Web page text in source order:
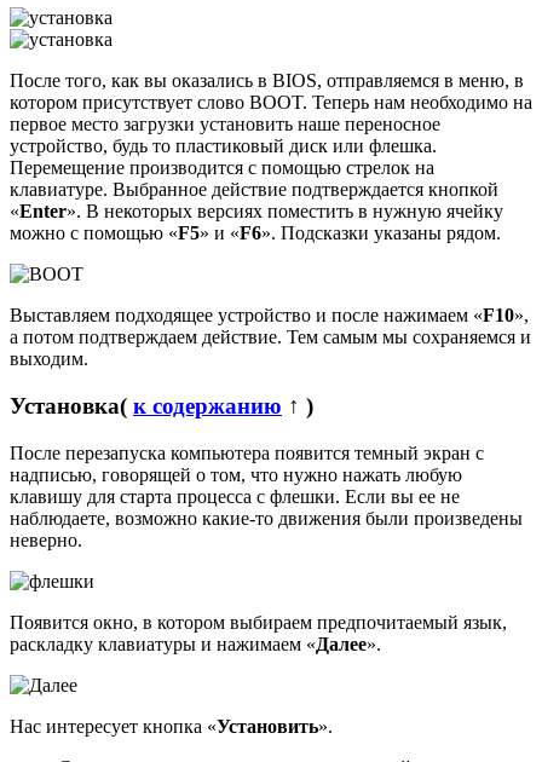
После того, как вы оказались в BIOS, отправляемся в меню, в
котором присутствует слово BOOT. Теперь нам необходимо на
первое место загрузки установить наше переносное
устройство, будь то пластиковый диск или флешка.
Перемещение производится с помощью стрелок на
клавиатуре. Выбранное действие подтверждается кнопкой
«Enter». В некоторых версиях поместить в нужную ячейку
можно с помощью «F5» и «F6». Подсказки указаны рядом.
Выставляем подходящее устройство и после нажимаем «F10»,
а потом подтверждаем действие. Тем самым мы сохраняемся и
выходим.
Установка( к содержанию ↑ )
После перезапуска компьютера появится темный экран с
надписью, говорящей о том, что нужно нажать любую
клавишу для старта процесса с флешки. Если вы ее не
наблюдаете, возможно какие-то движения были произведены
неверно.
Появится окно, в котором выбираем предпочитаемый язык,
раскладку клавиатуры и нажимаем «Далее».
Нас интересует кнопка «Установить».